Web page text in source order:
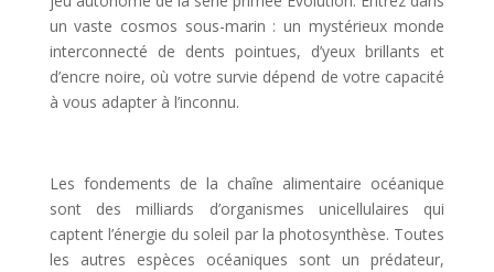
un vaste cosmos sous-marin : un mystérieux monde
interconnecté de dents pointues, d’yeux brillants et
d’encre noire, où votre survie dépend de votre capacité
à vous adapter à l’inconnu.
Les fondements de la chaîne alimentaire océanique
sont des milliards d’organismes unicellulaires qui
captent l’énergie du soleil par la photosynthèse. Toutes
les autres espèces océaniques sont un prédateur,